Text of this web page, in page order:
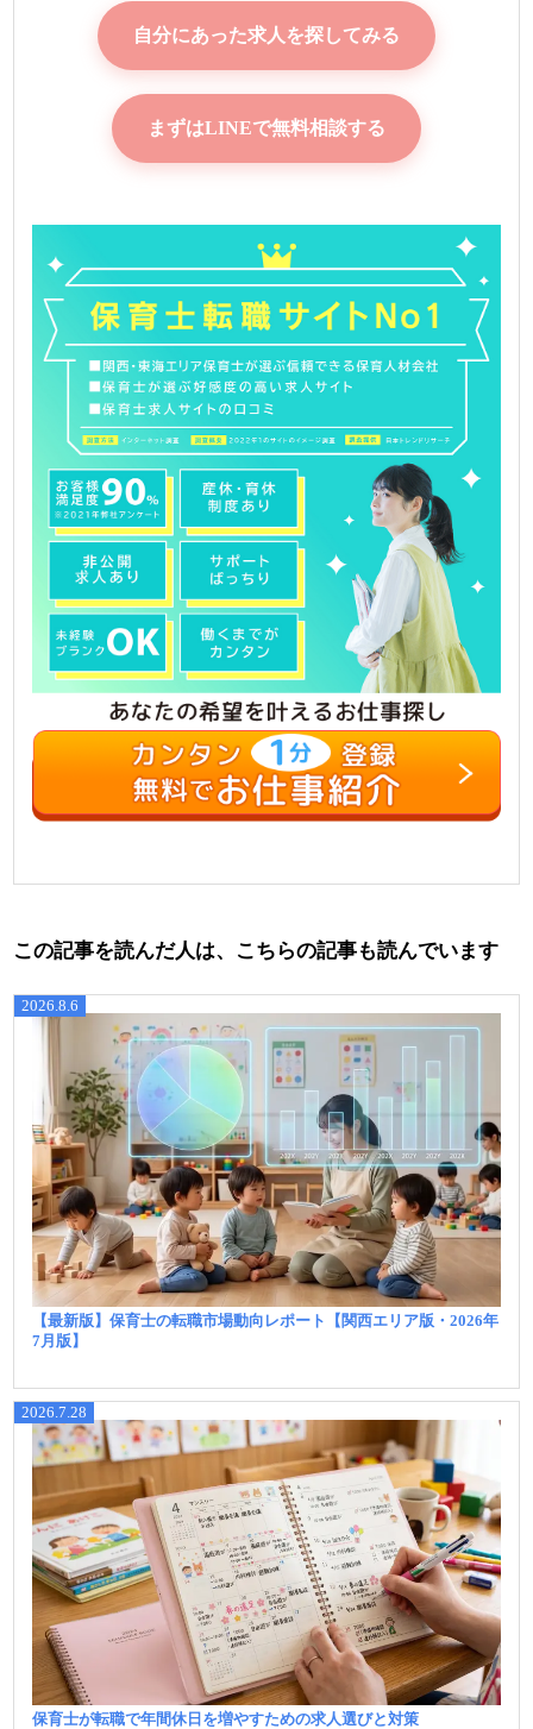
自分にあった求人を探してみる
まずはLINEで無料相談する
この記事を読んだ人は、こちらの記事も読んでいます
2026.8.6
【最新版】保育士の転職市場動向レポート【関西エリア版・2026年
7月版】
2026.7.28
保育士が転職で年間休日を増やすための求人選びと対策